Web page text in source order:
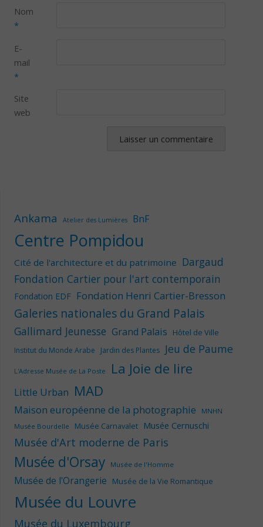
Nom
*
E-
mail
*
Site
web
Ankama Atelier des Lumières BnF
Centre Pompidou
Cité de l'architecture et du patrimoine Dargaud
Fondation Cartier pour l'art contemporain
Fondation EDF Fondation Henri Cartier-Bresson
Galeries nationales du Grand Palais
Gallimard Jeunesse Grand Palais Hôtel de Ville
Institut du Monde Arabe Jardin des Plantes Jeu de Paume
L'Adresse Musée de La Poste La Joie de lire
Little Urban MAD
Maison européenne de la photographie
MNHN
Musée Bourdelle
Musée Carnavalet Musée Cernuschi
Musée d'Art moderne de Paris
Musée d'Orsay Musée de l'Homme
Musée de l'Orangerie Musée de la Vie Romantique
Musée du Louvre
Musée du Luxembourg